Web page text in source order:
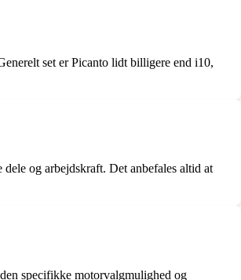
set er Picanto lidt billigere end i10,
og arbejdskraft. Det anbefales altid at
specifikke motorvalgmulighed og